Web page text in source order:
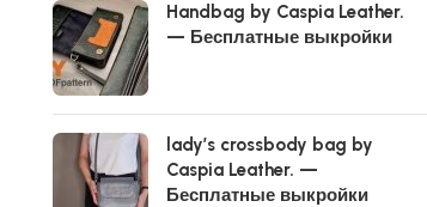
Handbag by Caspia Leather.
— Бесплатные выкройки
lady’s crossbody bag by
Caspia Leather. —
Бесплатные выкройки